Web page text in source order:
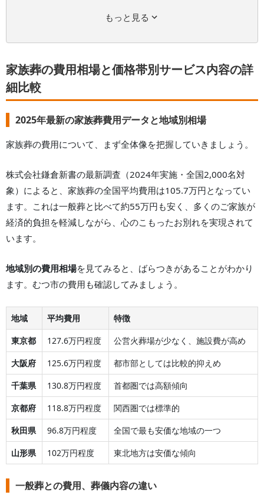
もっと見る
家族葬の費用相場と価格帯別サービス内容の詳
細比較
2025年最新の家族葬費用データと地域別相場
家族葬の費用について、まず全体像を把握していきましょう。
株式会社鎌倉新書の最新調査（2024年実施・全国2,000名対
象）によると、家族葬の全国平均費用は105.7万円となってい
ます。これは一般葬と比べて約55万円も安く、多くのご家族が
経済的負担を軽減しながら、心のこもったお別れを実現されて
います。
地域別の費用相場を見てみると、ばらつきがあることがわかり
ます。 むつ市の費用も確認してみましょう。
地域 平均費用
特徴
東京都
127.6万円程度
公営火葬場が少なく、施設費が高め
大阪府
125.6万円程度
都市部としては比較的抑えめ
千葉県
130.8万円程度
首都圏では高額傾向
京都府
118.8万円程度
関西圏では標準的
秋田県
96.8万円程度
全国で最も安価な地域の一つ
山形県
102万円程度 東北地方は安価な傾向
一般葬との費用、葬儀内容の違い